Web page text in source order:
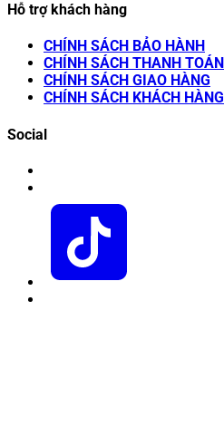
Hỗ trợ khách hàng
CHÍNH SÁCH BẢO HÀNH
CHÍNH SÁCH THANH TOÁN
CHÍNH SÁCH GIAO HÀNG
CHÍNH SÁCH KHÁCH HÀNG
Social